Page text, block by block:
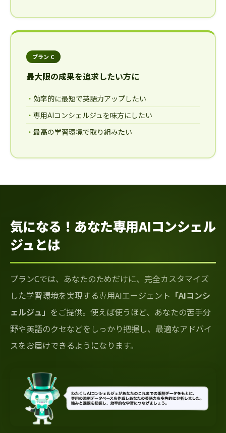
プラン C
最大限の成果を追求したい方に
効率的に最短で英語力アップしたい
専用AIコンシェルジュを味方にしたい
最高の学習環境で取り組みたい
気になる！あなた専用AIコンシェル
ジュとは
プランCでは、あなたのためだけに、完全カスタマイズ
した学習環境を実現する専用AIエージェント 「AIコンシ
ェルジュ」 をご提供。使えば使うほど、あなたの苦手分
野や英語のクセなどをしっかり把握し、最適なアドバイ
スをお届けできるようになります。